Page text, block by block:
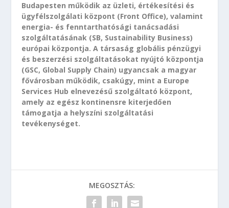
Budapesten működik az üzleti, értékesítési és
ügyfélszolgálati központ (Front Office), valamint
energia- és fenntarthatósági tanácsadási
szolgáltatásának (SB, Sustainability Business)
európai központja. A társaság globális pénzügyi
és beszerzési szolgáltatásokat nyújtó központja
(GSC, Global Supply Chain) ugyancsak a magyar
fővárosban működik, csakúgy, mint a Europe
Services Hub elnevezésű szolgáltató központ,
amely az egész kontinensre kiterjedően
támogatja a helyszíni szolgáltatási
tevékenységet.
MEGOSZTÁS: